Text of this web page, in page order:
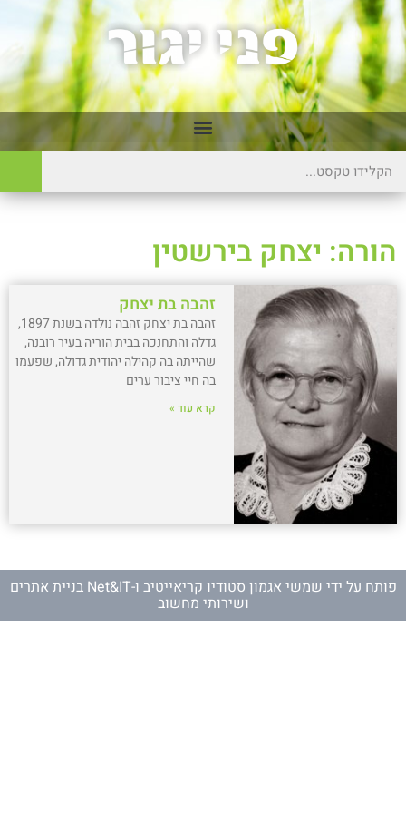
הורה: יצחק בירשטין
זהבה בת יצחק
זהבה בת יצחק זהבה נולדה בשנת 1897,
גדלה והתחנכה בבית הוריה בעיר רובנה,
שהייתה בה קהילה יהודית גדולה, שפעמו
בה חיי ציבור ערים
קרא עוד »
פותח על ידי שמשי אגמון סטודיו קריאייטיב ו- Net&IT בניית אתרים
ושירותי מחשוב